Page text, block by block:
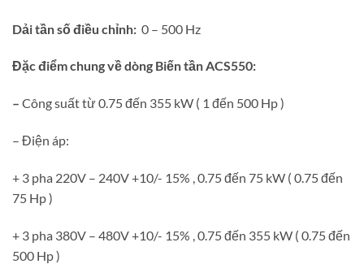
Dải tần số điều chỉnh: 0 – 500 Hz
Đặc điểm chung về dòng Biến tần ACS550:
– Công suất từ 0.75 đến 355 kW ( 1 đến 500 Hp )
– Điện áp:
+ 3 pha 220V – 240V +10/- 15% , 0.75 đến 75 kW ( 0.75 đến
75 Hp )
+ 3 pha 380V – 480V +10/- 15% , 0.75 đến 355 kW ( 0.75 đến
500 Hp )